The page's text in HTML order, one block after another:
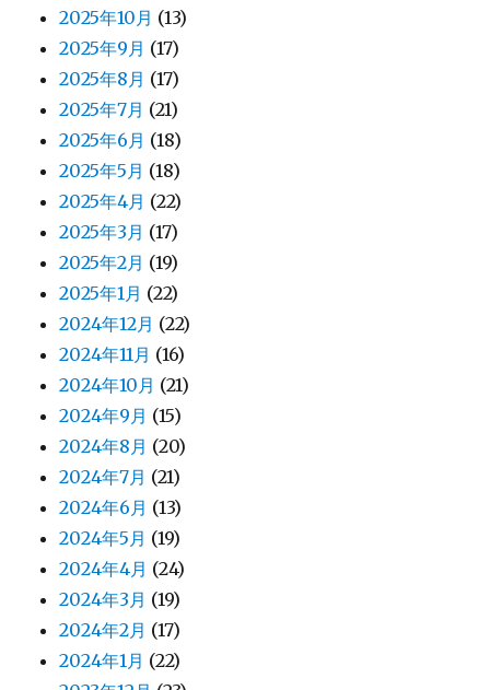
2025年10月 (13)
2025年9月 (17)
2025年8月 (17)
2025年7月 (21)
2025年6月 (18)
2025年5月 (18)
2025年4月 (22)
2025年3月 (17)
2025年2月 (19)
2025年1月 (22)
2024年12月 (22)
2024年11月 (16)
2024年10月 (21)
2024年9月 (15)
2024年8月 (20)
2024年7月 (21)
2024年6月 (13)
2024年5月 (19)
2024年4月 (24)
2024年3月 (19)
2024年2月 (17)
2024年1月 (22)